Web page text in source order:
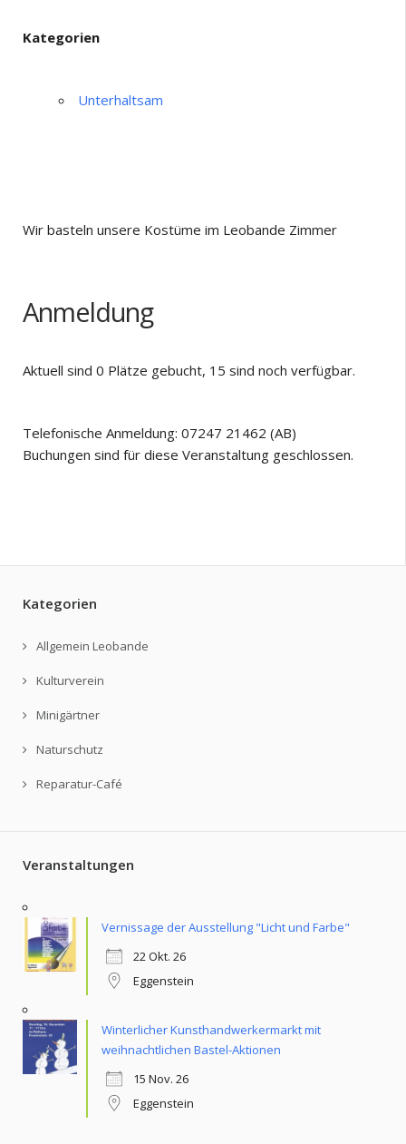
Kategorien
Unterhaltsam
Wir basteln unsere Kostüme im Leobande Zimmer
Anmeldung
Aktuell sind 0 Plätze gebucht, 15 sind noch verfügbar.
Telefonische Anmeldung: 07247 21462 (AB)
Buchungen sind für diese Veranstaltung geschlossen.
Kategorien
Allgemein Leobande
Kulturverein
Minigärtner
Naturschutz
Reparatur-Café
Veranstaltungen
Vernissage der Ausstellung "Licht und Farbe"
22 Okt. 26
Eggenstein
Winterlicher Kunsthandwerkermarkt mit
weihnachtlichen Bastel-Aktionen
15 Nov. 26
Eggenstein